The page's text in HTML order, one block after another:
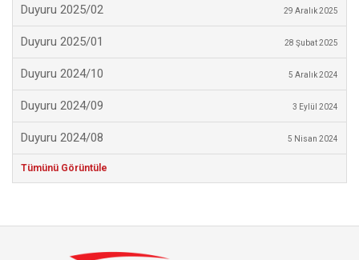
Duyuru 2025/02 29 Aralık 2025
Duyuru 2025/01 28 Şubat 2025
Duyuru 2024/10 5 Aralık 2024
Duyuru 2024/09 3 Eylül 2024
Duyuru 2024/08 5 Nisan 2024
Tümünü Görüntüle